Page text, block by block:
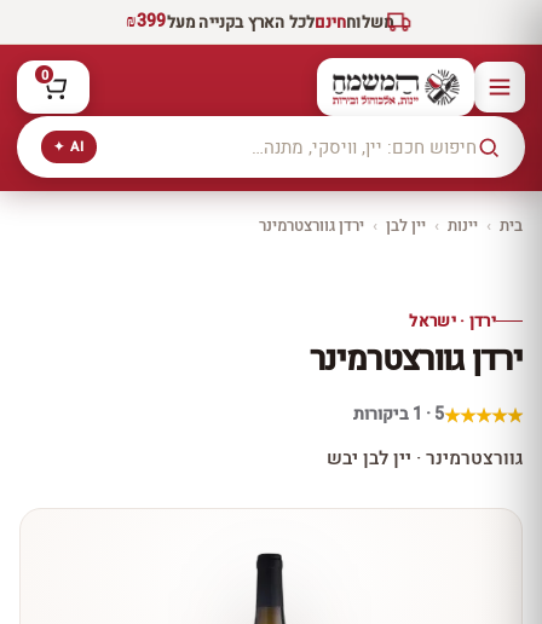
משלוחחינםלכל הארץ בקנייה מעל₪399
AI ✦
0
בית › יינות › יין לבן › ירדן גוורצטרמינר
10% הנחה
עכשיו ב-10% הנחה
ירדן · ישראל
ירדן גוורצטרמינר
5 · 1 ביקורות
גוורצטרמינר · יין לבן יבש